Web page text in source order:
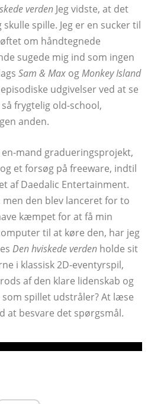
verden Jeg vidste, at det
spille. Jeg er en sucker til
om håndtegnede
sugede mig ind som ingen
Sam & Max ogMonkey Island
udgivelser ved at se
frygtelig old-school,
anden.
mand gradueringsprojekt,
et forsøg på freeware, indtil
af Daedalic Entertainment.
den blev lanceret for to
kæmpet for at få min
til at køre den, har jeg
Den hviskede verden holde sit
i klassisk 2D-eventyrspil,
af den klare lidenskab og
spillet udstråler? At læse
at besvare det spørgsmål.